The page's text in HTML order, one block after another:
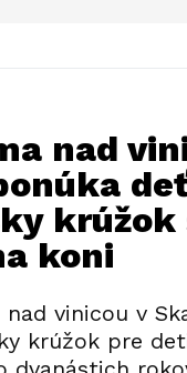
nad
krúžok
koni
nad vinicou v
krúžok pre